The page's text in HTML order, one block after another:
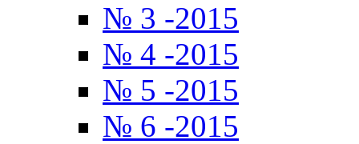
№ 3 -2015
№ 4 -2015
№ 5 -2015
№ 6 -2015